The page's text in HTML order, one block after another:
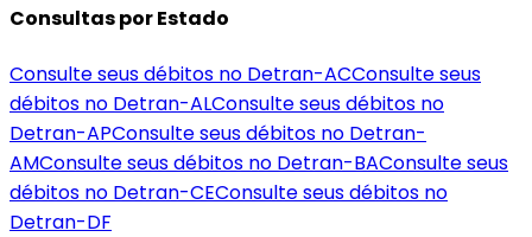
Consultas por Estado
Consulte seus débitos no Detran-ACConsulte seus
débitos no Detran-ALConsulte seus débitos no
Detran-APConsulte seus débitos no Detran-
AMConsulte seus débitos no Detran-BAConsulte seus
débitos no Detran-CEConsulte seus débitos no
Detran-DF